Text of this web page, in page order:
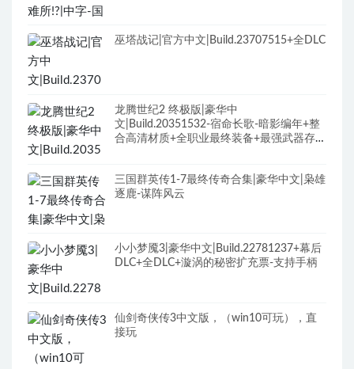
巫塔战记|官方中文|Build.23707515+全DLC
龙腾世纪2 终极版|豪华中
文|Build.20351532-宿命长歌-暗影编年+整
合高清材质+全职业最终装备+最强武器存档
三国群英传1-7最终传奇合集|豪华中文|枭雄
逐鹿-谋阵风云
小小梦魇3|豪华中文|Build.22781237+幕后
DLC+全DLC+漩涡的秘密扩充票-支持手柄
仙剑奇侠传3中文版，（win10可玩），直
接玩